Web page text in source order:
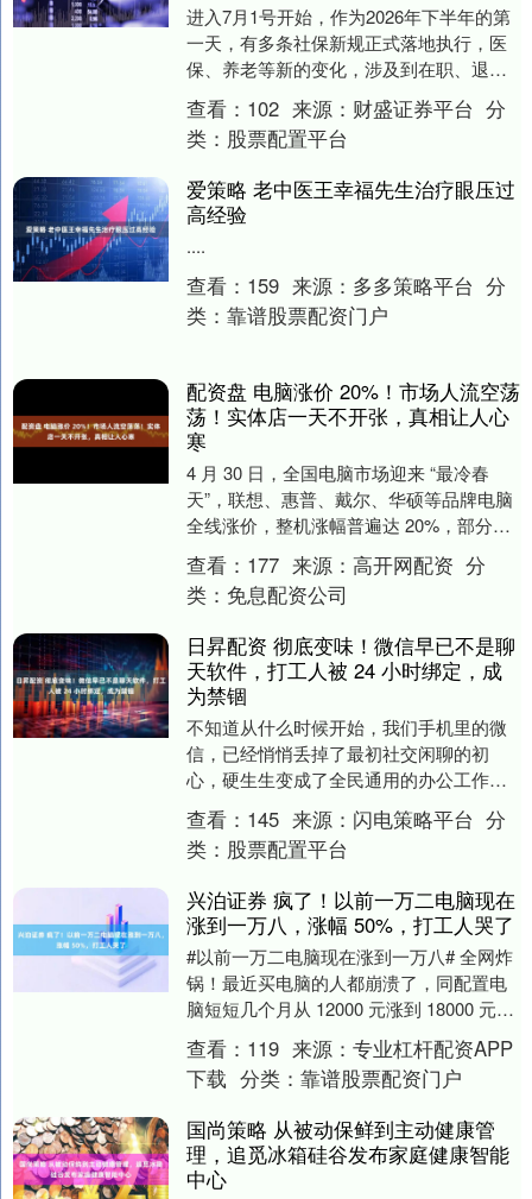
进入7月1号开始，作为2026年下半年的第
一天，有多条社保新规正式落地执行，医
保、养老等新的变化，涉及到在职、退休
人员一起来看看。 第一点，首先根据国发
[202....
查看： 102 来源： 财盛证券平台 分
类： 股票配置平台
爱策略 老中医王幸福先生治疗眼压过
高经验
....
查看： 159 来源： 多多策略平台 分
类： 靠谱股票配资门户
配资盘 电脑涨价 20%！市场人流空荡
荡！实体店一天不开张，真相让人心
寒
4 月 30 日，全国电脑市场迎来 “最冷春
天”，联想、惠普、戴尔、华硕等品牌电脑
全线涨价，整机涨幅普遍达 20%，部分高
端机型涨幅超 30%。与此同时，线下数....
查看： 177 来源： 高开网配资 分
类： 免息配资公司
日昇配资 彻底变味！微信早已不是聊
天软件，打工人被 24 小时绑定，成
为禁锢
不知道从什么时候开始，我们手机里的微
信，已经悄悄丢掉了最初社交闲聊的初
心，硬生生变成了全民通用的办公工作软
件。十年前下载微信，只为和亲友聊天、
刷朋友圈分享生活；....
查看： 145 来源： 闪电策略平台 分
类： 股票配置平台
兴泊证券 疯了！以前一万二电脑现在
涨到一万八，涨幅 50%，打工人哭了
#以前一万二电脑现在涨到一万八# 全网炸
锅！最近买电脑的人都崩溃了，同配置电
脑短短几个月从 12000 元涨到 18000 元，
涨幅高达 50%，凭空多花 60....
查看： 119 来源： 专业杠杆配资APP
下载 分类： 靠谱股票配资门户
国尚策略 从被动保鲜到主动健康管
理，追觅冰箱硅谷发布家庭健康智能
中心